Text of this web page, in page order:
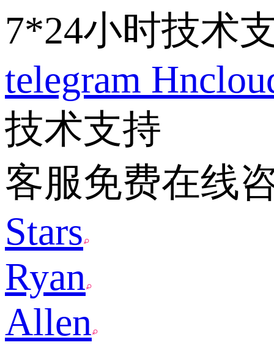
7*24小时技术
telegram
技术支持
客服免费在线
Stars
Ryan
Allen